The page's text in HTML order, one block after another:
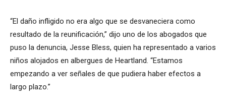
“El daño infligido no era algo que se desvaneciera como
resultado de la reunificación,” dijo uno de los abogados que
puso la denuncia, Jesse Bless, quien ha representado a varios
niños alojados en albergues de Heartland. “Estamos
empezando a ver señales de que pudiera haber efectos a
largo plazo.”